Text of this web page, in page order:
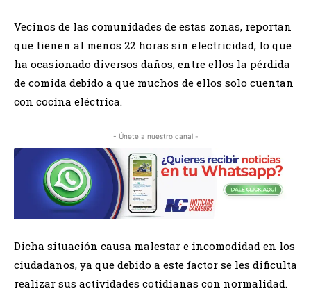
Vecinos de las comunidades de estas zonas, reportan
que tienen al menos 22 horas sin electricidad, lo que
ha ocasionado diversos daños, entre ellos la pérdida
de comida debido a que muchos de ellos solo cuentan
con cocina eléctrica.
- Únete a nuestro canal -
Dicha situación causa malestar e incomodidad en los
ciudadanos, ya que debido a este factor se les dificulta
realizar sus actividades cotidianas con normalidad.